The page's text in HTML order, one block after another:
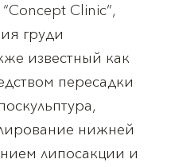
Clinic”,
груди
известный как
пересадки
нижней
липосакции и